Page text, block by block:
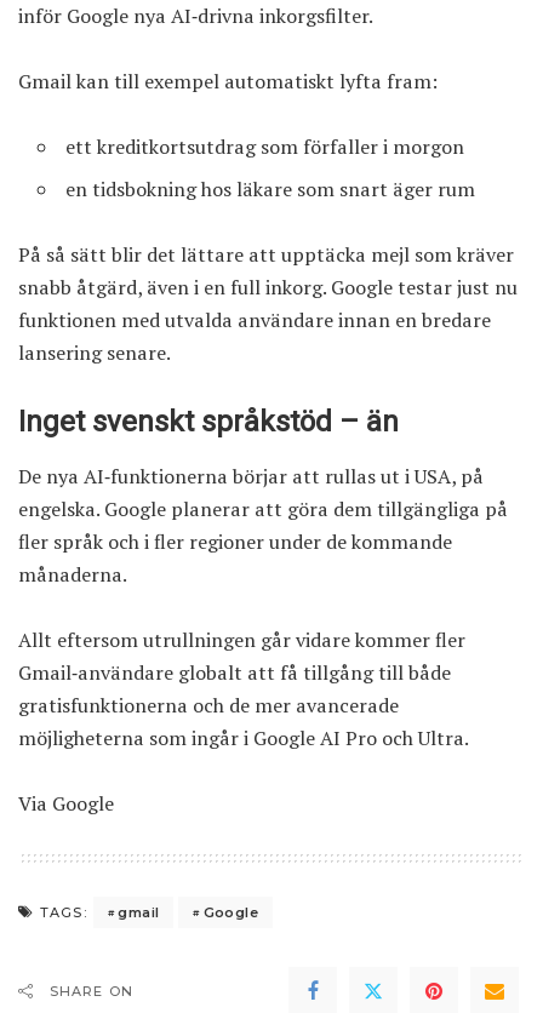
inför Google nya AI‑drivna inkorgsfilter.
Gmail kan till exempel automatiskt lyfta fram:
ett kreditkortsutdrag som förfaller i morgon
en tidsbokning hos läkare som snart äger rum
På så sätt blir det lättare att upptäcka mejl som kräver
snabb åtgärd, även i en full inkorg. Google testar just nu
funktionen med utvalda användare innan en bredare
lansering senare.
Inget svenskt språkstöd – än
De nya AI‑funktionerna börjar att rullas ut i USA, på
engelska. Google planerar att göra dem tillgängliga på
fler språk och i fler regioner under de kommande
månaderna.
Allt eftersom utrullningen går vidare kommer fler
Gmail‑användare globalt att få tillgång till både
gratisfunktionerna och de mer avancerade
möjligheterna som ingår i Google AI Pro och Ultra.
Via Google
TAGS: gmail Google
SHARE ON